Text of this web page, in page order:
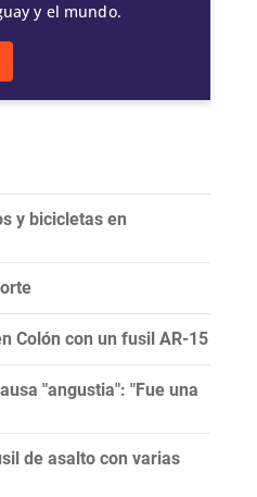
y el mundo.
y bicicletas en
Colón con un fusil AR-15
"angustia": "Fue una
de asalto con varias